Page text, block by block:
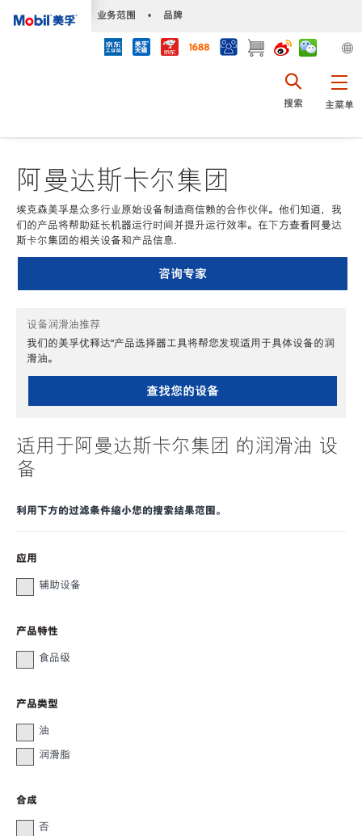
业务范围 • 品牌
主菜单
搜索
阿曼达斯卡尔集团
埃克森美孚是众多行业原始设备制造商信赖的合作伙伴。他们知道，我
们的产品将帮助延长机器运行时间并提升运行效率。在下方查看阿曼达
斯卡尔集团的相关设备和产品信息.
咨询专家
设备润滑油推荐
我们的美孚优释达℠产品选择器工具将帮您发现适用于具体设备的润
滑油。
查找您的设备
适用于阿曼达斯卡尔集团 的润滑油 设
备
利用下方的过滤条件缩小您的搜索结果范围。
应用
辅助设备
产品特性
食品级
产品类型
油
润滑脂
合成
否